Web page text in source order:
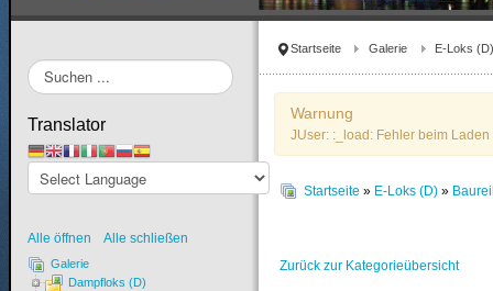
Startseite Galerie E-Loks (D)
Warnung
JUser: :_load: Fehler beim
Startseite » E-Loks (D) »
Zurück zur Kategorieübersicht
Suchen
...
Translator
Alle öffnen Alle schließen
Galerie
Dampfloks (D)